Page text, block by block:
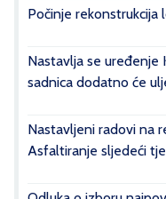
Počinje rekonstrukcija
Nastavlja se uređenje
sadnica dodatno će
Nastavljeni radovi na
Asfaltiranje sljedeći